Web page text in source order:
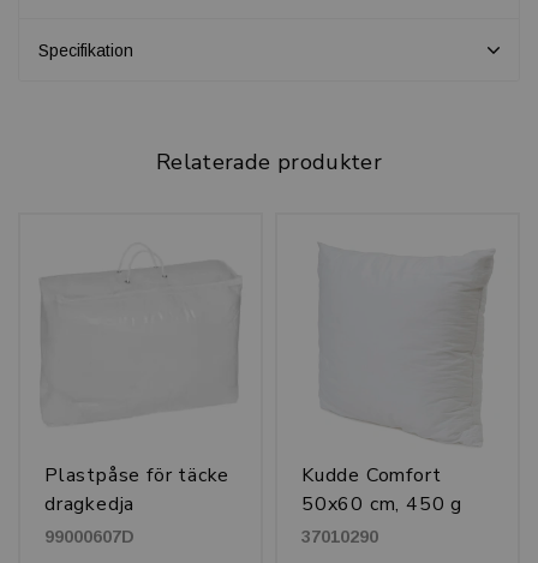
Specifikation
Relaterade produkter
Plastpåse för täcke
dragkedja
60x45x15 cm
99000607D
Kudde Comfort
50x60 cm, 450 g
37010290